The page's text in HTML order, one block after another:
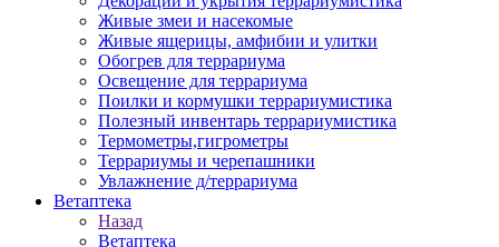
Живые змеи и насекомые
Живые ящерицы, амфибии и улитки
Обогрев для террариума
Освещение для террариума
Поилки и кормушки террариумистика
Полезный инвентарь террариумистика
Термометры,гигрометры
Террариумы и черепашники
Увлажнение д/террариума
Ветаптека
Назад
Ветаптека